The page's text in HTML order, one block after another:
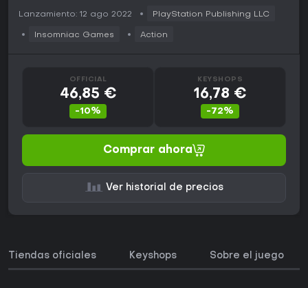
Lanzamiento: 12 ago 2022 PlayStation Publishing LLC
Insomniac Games Action
OFFICIAL
46,85 €
-10%
KEYSHOPS
16,78 €
-72%
Comprar ahora
Ver historial de precios
Tiendas oficiales Keyshops Sobre el juego